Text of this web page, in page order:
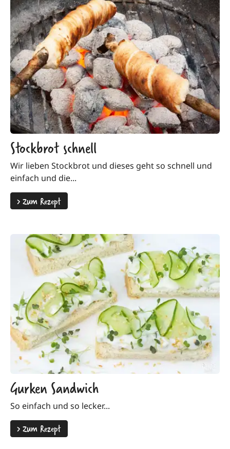
Stockbrot schnell
Wir lieben Stockbrot und dieses geht so schnell und
einfach und die...
>Zum Rezept
Gurken Sandwich
So einfach und so lecker...
>Zum Rezept